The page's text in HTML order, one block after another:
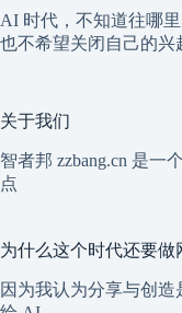
AI 时代，不知道往哪
也不希望关闭自己的兴
关于我们
智者邦 zzbang.cn 是一
点
为什么这个时代还要做
因为我认为分享与创